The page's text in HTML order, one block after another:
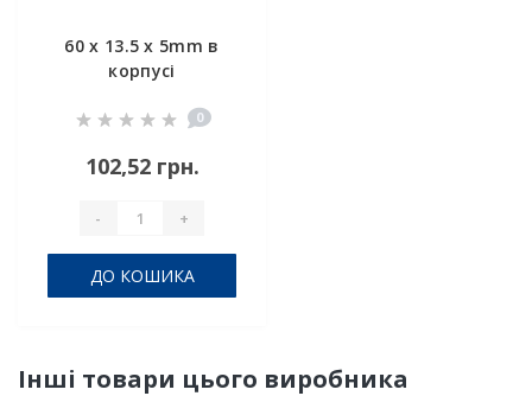
60 x 13.5 x 5mm в
корпусі
0
102,52 грн.
- +
ДО КОШИКА
Інші товари цього виробника